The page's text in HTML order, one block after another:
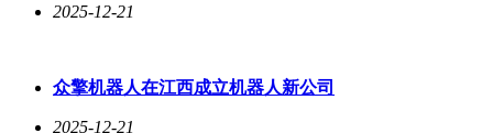
2025-12-21
众擎机器人在江西成立机器人新公司
2025-12-21